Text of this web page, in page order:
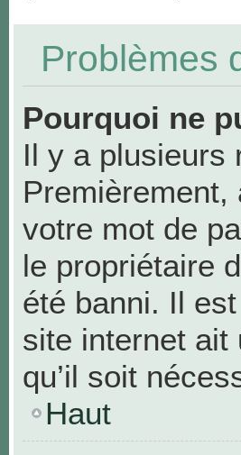
Problèmes
Pourquoi ne
Il y a plusieurs
Premièrement,
votre mot de
le propriétaire
été banni. Il
site internet ait
qu’il soit
Haut